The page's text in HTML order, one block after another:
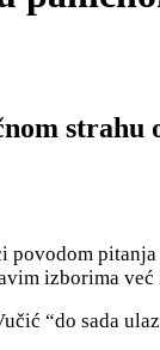
strahu
povodom
izborima
“do sada